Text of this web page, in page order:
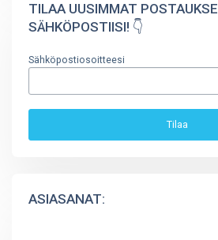
TILAA UUSIMMAT
SÄHKÖPOSTIISI! 👇
Sähköpostiosoitteesi
ASIASANAT: